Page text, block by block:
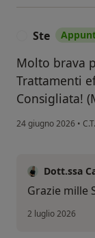
Ste
Molto brava
Trattamenti
Consigliata!
24 giugno 2026 •
Dott.ssa
Grazie mille
2 luglio 2026